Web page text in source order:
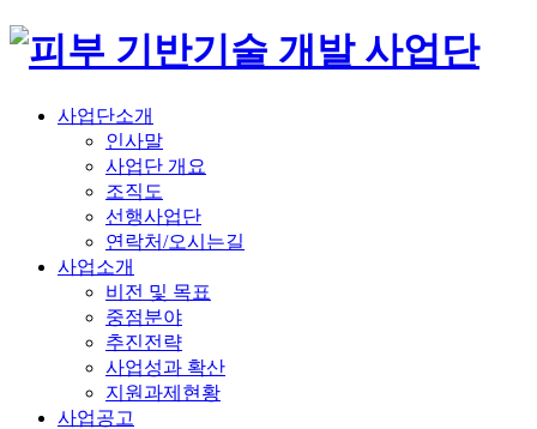
사업단소개
인사말
사업단 개요
조직도
선행사업단
연락처/오시는길
사업소개
비전 및 목표
중점분야
추진전략
사업성과 확산
지원과제현황
사업공고